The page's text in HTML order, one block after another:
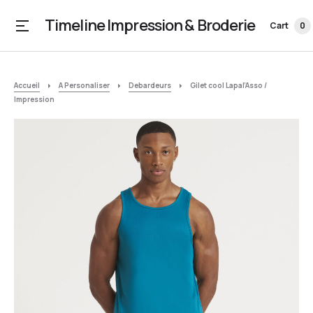
Timeline Impression & Broderie Cart 0
Accueil A Personaliser Debardeurs
Gilet cool Lapal’Asso /
Impression